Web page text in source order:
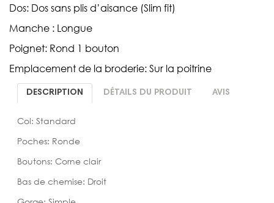
Dos: Dos sans plis d’aisance (Slim fit)
Manche : Longue
Poignet: Rond 1 bouton
Emplacement de la broderie: Sur la poitrine
DESCRIPTION DÉTAILS DU PRODUIT AVIS
Col: Standard
Poches: Ronde
Boutons: Corne clair
Bas de chemise: Droit